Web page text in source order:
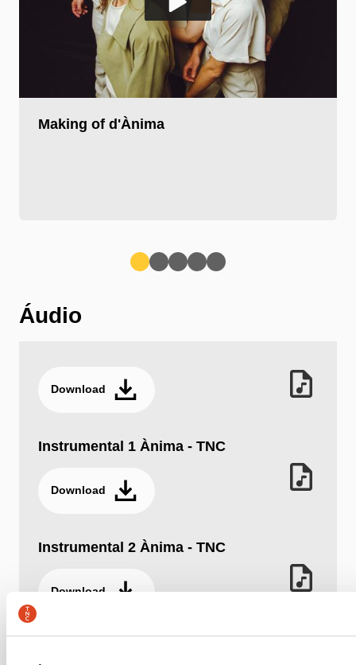
Making of d'Ànima
Áudio
Download
Instrumental 1 Ànima - TNC
Download
Instrumental 2 Ànima - TNC
Download